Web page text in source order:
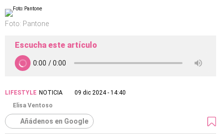
Foto: Pantone
Escucha este artículo
LIFESTYLE NOTICIA
09 dic 2024 - 14:40
Elisa Ventoso
Añádenos en Google